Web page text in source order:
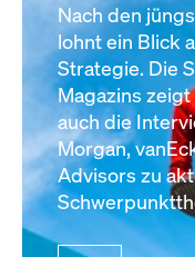
Nach den
lohnt ein Blick
Strategie. Die
Magazins
auch die
Morgan,
Advisors zu